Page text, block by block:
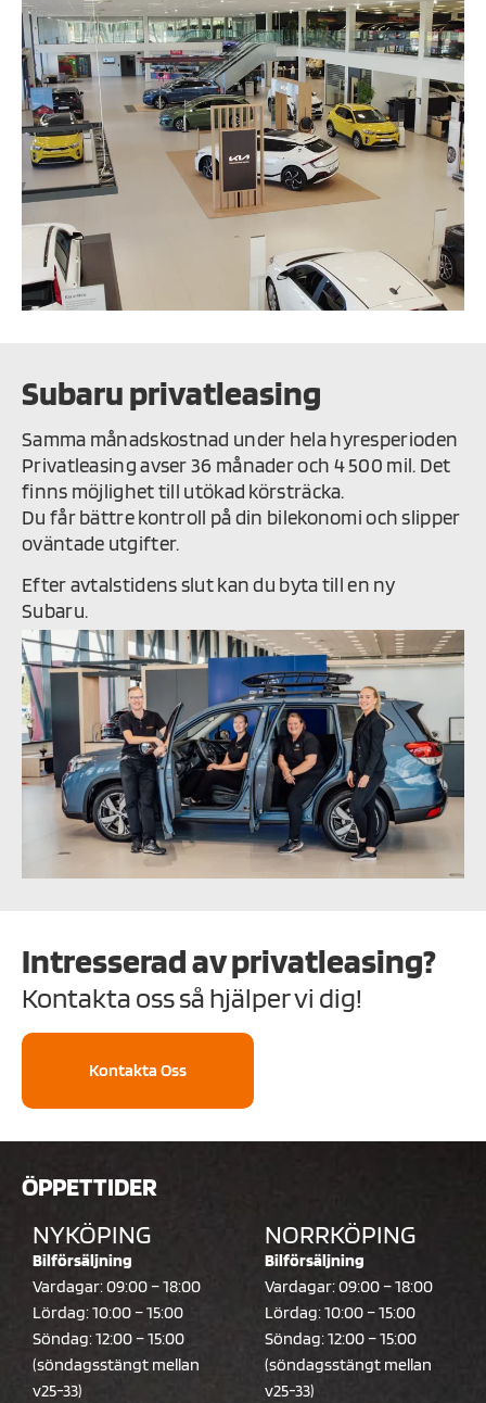
Subaru privatleasing
Samma månadskostnad under hela hyresperioden
Privatleasing avser 36 månader och 4 500 mil. Det
finns möjlighet till utökad körsträcka.
Du får bättre kontroll på din bilekonomi och slipper
oväntade utgifter.
Efter avtalstidens slut kan du byta till en ny
Subaru.
Intresserad av privatleasing?
Kontakta oss så hjälper vi dig!
Kontakta Oss
ÖPPETTIDER
NYKÖPING
Bilförsäljning
Vardagar: 09:00 – 18:00
Lördag: 10:00 – 15:00
Söndag: 12:00 – 15:00
(söndagsstängt mellan
v25-33)
NORRKÖPING
Bilförsäljning
Vardagar: 09:00 – 18:00
Lördag: 10:00 – 15:00
Söndag: 12:00 – 15:00
(söndagsstängt mellan
v25-33)